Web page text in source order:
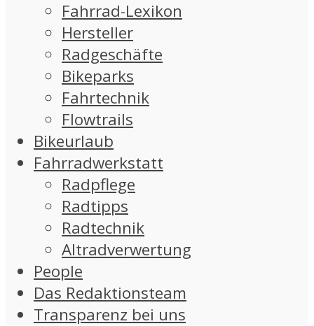
Fahrrad-Lexikon
Hersteller
Radgeschäfte
Bikeparks
Fahrtechnik
Flowtrails
Bikeurlaub
Fahrradwerkstatt
Radpflege
Radtipps
Radtechnik
Altradverwertung
People
Das Redaktionsteam
Transparenz bei uns